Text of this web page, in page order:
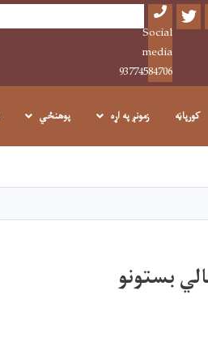
Twitter
Social
media
93774584706
Search
کورپاڼه زمونږ په اړه پوهنځي
بستونو